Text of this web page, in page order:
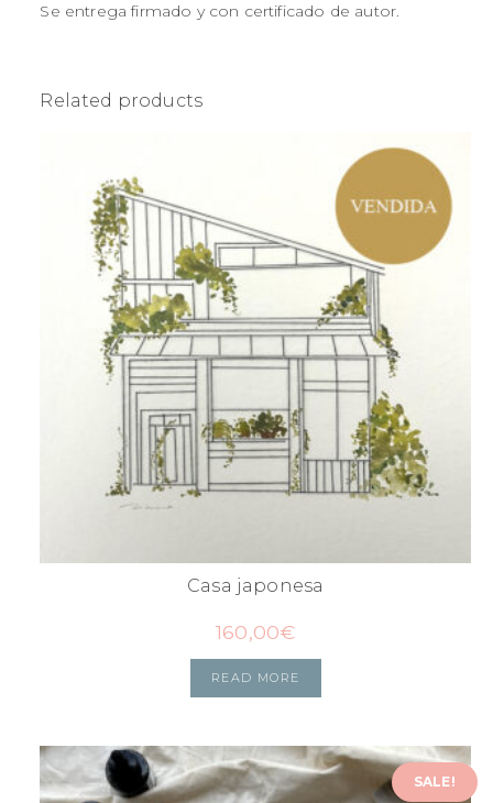
Se entrega firmado y con certificado de autor.
Related products
Casa japonesa
160,00€
READ MORE
SALE!